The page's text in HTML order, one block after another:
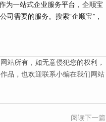
为一站式企业服务平台，企顺宝
需要的服务。搜索“企顺宝”，
站所有，如无意侵犯您的权利，
品，也欢迎联系小编在我们网站
阅读下一篇